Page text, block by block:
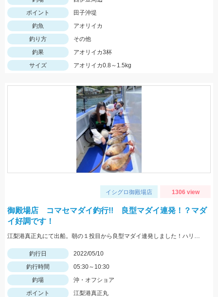
ポイント
田子沖堤
釣魚
アオリイカ
釣り方
その他
釣果
アオリイカ3杯
サイズ
アオリイカ0.8～1.5kg
イシグロ御殿場店 1306 view
御殿場店 コマセマダイ釣行!! 良型マダイ連発！？マダ
イ好調です！
江梨港真正丸にて出船。朝の１投目から良型マダイ連発しました！ハリスは4号10ｍを使用。針はチヌ針３号でひかり玉レッド2号を使いました！
釣行日
2022/05/10
釣行時間
05:30～10:30
釣場
沖・オフショア
ポイント
江梨港真正丸